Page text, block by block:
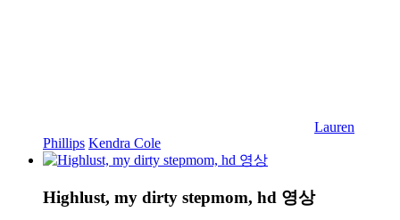
Lauren
Phillips Kendra Cole
Highlust, my dirty stepmom, hd 영상